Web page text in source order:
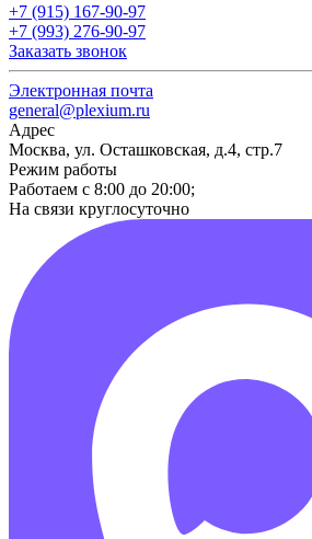
+7 (915) 167-90-97
+7 (993) 276-90-97
Заказать звонок
Электронная почта
general@plexium.ru
Адрес
Москва, ул. Осташковская, д.4, стр.7
Режим работы
Работаем с 8:00 до 20:00;
На связи круглосуточно